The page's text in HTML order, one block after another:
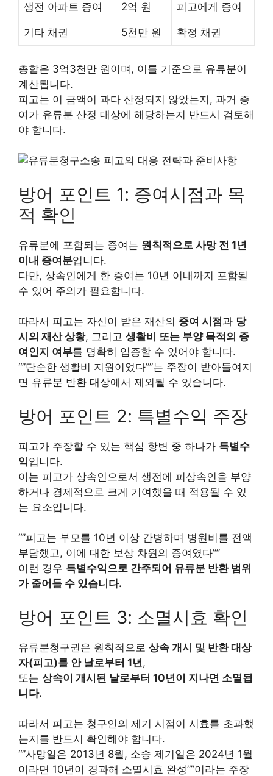
생전 아파트 증여 2억 원 피고에게 증여
기타 채권 5천만 원 확정 채권
총합은 3억3천만 원이며, 이를 기준으로 유류분이
계산됩니다.
피고는 이 금액이 과다 산정되지 않았는지, 과거 증
여가 유류분 산정 대상에 해당하는지 반드시 검토해
야 합니다.
방어 포인트 1: 증여시점과 목
적 확인
유류분에 포함되는 증여는 원칙적으로 사망 전 1년
이내 증여분입니다.
다만, 상속인에게 한 증여는 10년 이내까지 포함될
수 있어 주의가 필요합니다.
따라서 피고는 자신이 받은 재산의 증여 시점 과 당
시의 재산 상황, 그리고 생활비 또는 부양 목적의 증
여인지 여부를 명확히 입증할 수 있어야 합니다.
“”단순한 생활비 지원이었다””는 주장이 받아들여지
면 유류분 반환 대상에서 제외될 수 있습니다.
방어 포인트 2: 특별수익 주장
피고가 주장할 수 있는 핵심 항변 중 하나가 특별수
익입니다.
이는 피고가 상속인으로서 생전에 피상속인을 부양
하거나 경제적으로 크게 기여했을 때 적용될 수 있
는 요소입니다.
“”피고는 부모를 10년 이상 간병하며 병원비를 전액
부담했고, 이에 대한 보상 차원의 증여였다””
이런 경우 특별수익으로 간주되어 유류분 반환 범위
가 줄어들 수 있습니다.
방어 포인트 3: 소멸시효 확인
유류분청구권은 원칙적으로 상속 개시 및 반환 대상
자(피고)를 안 날로부터 1년,
또는 상속이 개시된 날로부터 10년이 지나면 소멸됩
니다.
따라서 피고는 청구인의 제기 시점이 시효를 초과했
는지를 반드시 확인해야 합니다.
“”사망일은 2013년 8월, 소송 제기일은 2024년 1월
이라면 10년이 경과해 소멸시효 완성””이라는 주장